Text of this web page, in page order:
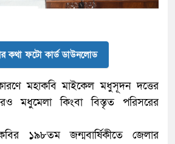
কথা ফটো কার্ড ডাউনলোড
মহাকবি মাইকেল মধুসূদন দত্তের
মধুমেলা কিংবা বিস্তৃত পরিসরের
১৯৮তম জন্মবার্ষিকীতে জেলার